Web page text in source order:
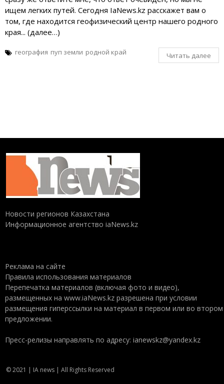
ищем легких путей. Сегодня IaNews.kz расскажет вам о
том, где находится геофизический центр нашего родного
края... (далее…)
география пуп земли родной край Читать далее
Новости регионов Казахстана
Информационное агентство iaNews.kz
Реклама на сайте
Правила использования материалов
Перепечатка материалов (включая фото и видео),
размещенных на www.iaNews.kz разрешена при условии
размещения гиперссылки на материал в первом или во втором
предложении.
Пресс-релизы направлять по адресу: ianewskz@yandex.kz
© 2021 | IA news | All Rights Reserved